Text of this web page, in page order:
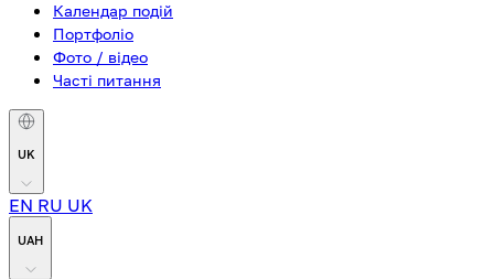
Календар подій
Портфоліо
Фото / відео
Часті питання
UK
EN RU UK
UAH